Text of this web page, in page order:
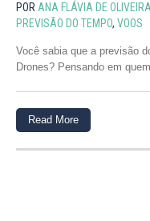
POR ANA FLÁVIA DE OLIVEIRA
PREVISÃO DO TEMPO, VOOS
Você sabia que a previsão
Drones? Pensando em
Read More